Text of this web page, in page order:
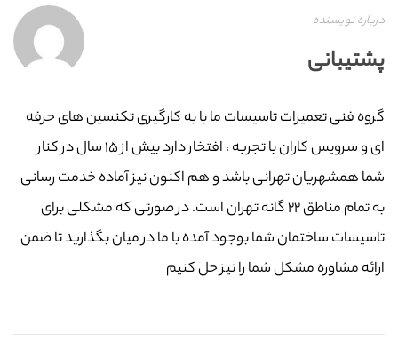
درباره نویسنده
پشتیبانی
گروه فنی تعمیرات تاسیسات ما با به‌ کارگیری تکنسین های حرفه
ای و سرویس کاران با تجربه ، افتخار دارد بیش از ۱۵ سال در کنار
شما همشهریان تهرانی باشد و هم اکنون نیز آماده خدمت رسانی
به تمام مناطق ۲۲ گانه تهران است. در صورتی که مشکلی برای
تاسیسات ساختمان شما بوجود آمده با ما در میان بگذارید تا ضمن
ارائه مشاوره مشکل شما را نیز حل کنیم